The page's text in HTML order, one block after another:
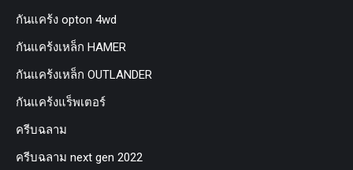
กันแคร้ง opton 4wd
กันแคร้งเหล็ก HAMER
กันแคร้งเหล็ก OUTLANDER
กันแคร้งแร็พเตอร์
ครีบฉลาม
ครีบฉลาม next gen 2022